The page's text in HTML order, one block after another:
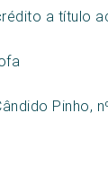
a título
Pinho,